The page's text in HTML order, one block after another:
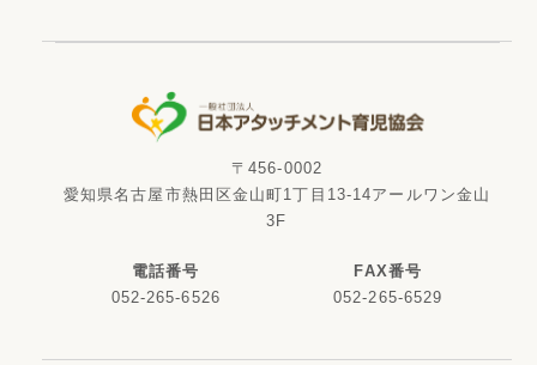
〒456-0002
愛知県名古屋市熱田区金山町1丁目13-14アールワン金山
3F
電話番号
052-265-6526
FAX番号
052-265-6529